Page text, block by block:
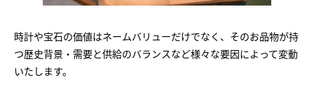
時計や宝石の価値はネームバリューだけでなく、そのお品物が持
つ歴史背景・需要と供給のバランスなど様々な要因によって変動
いたします。